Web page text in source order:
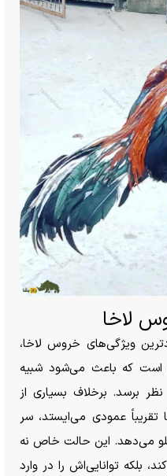
لاخا
ویژگی‌های خروس لاخا،
است که باعث می‌شود شبیه
برسد. برخلاف بسیاری از
عمودی می‌ایستد، سر
جلو می‌دهد. این حالت خاص نه
بلکه توانایی‌اش را در وارد